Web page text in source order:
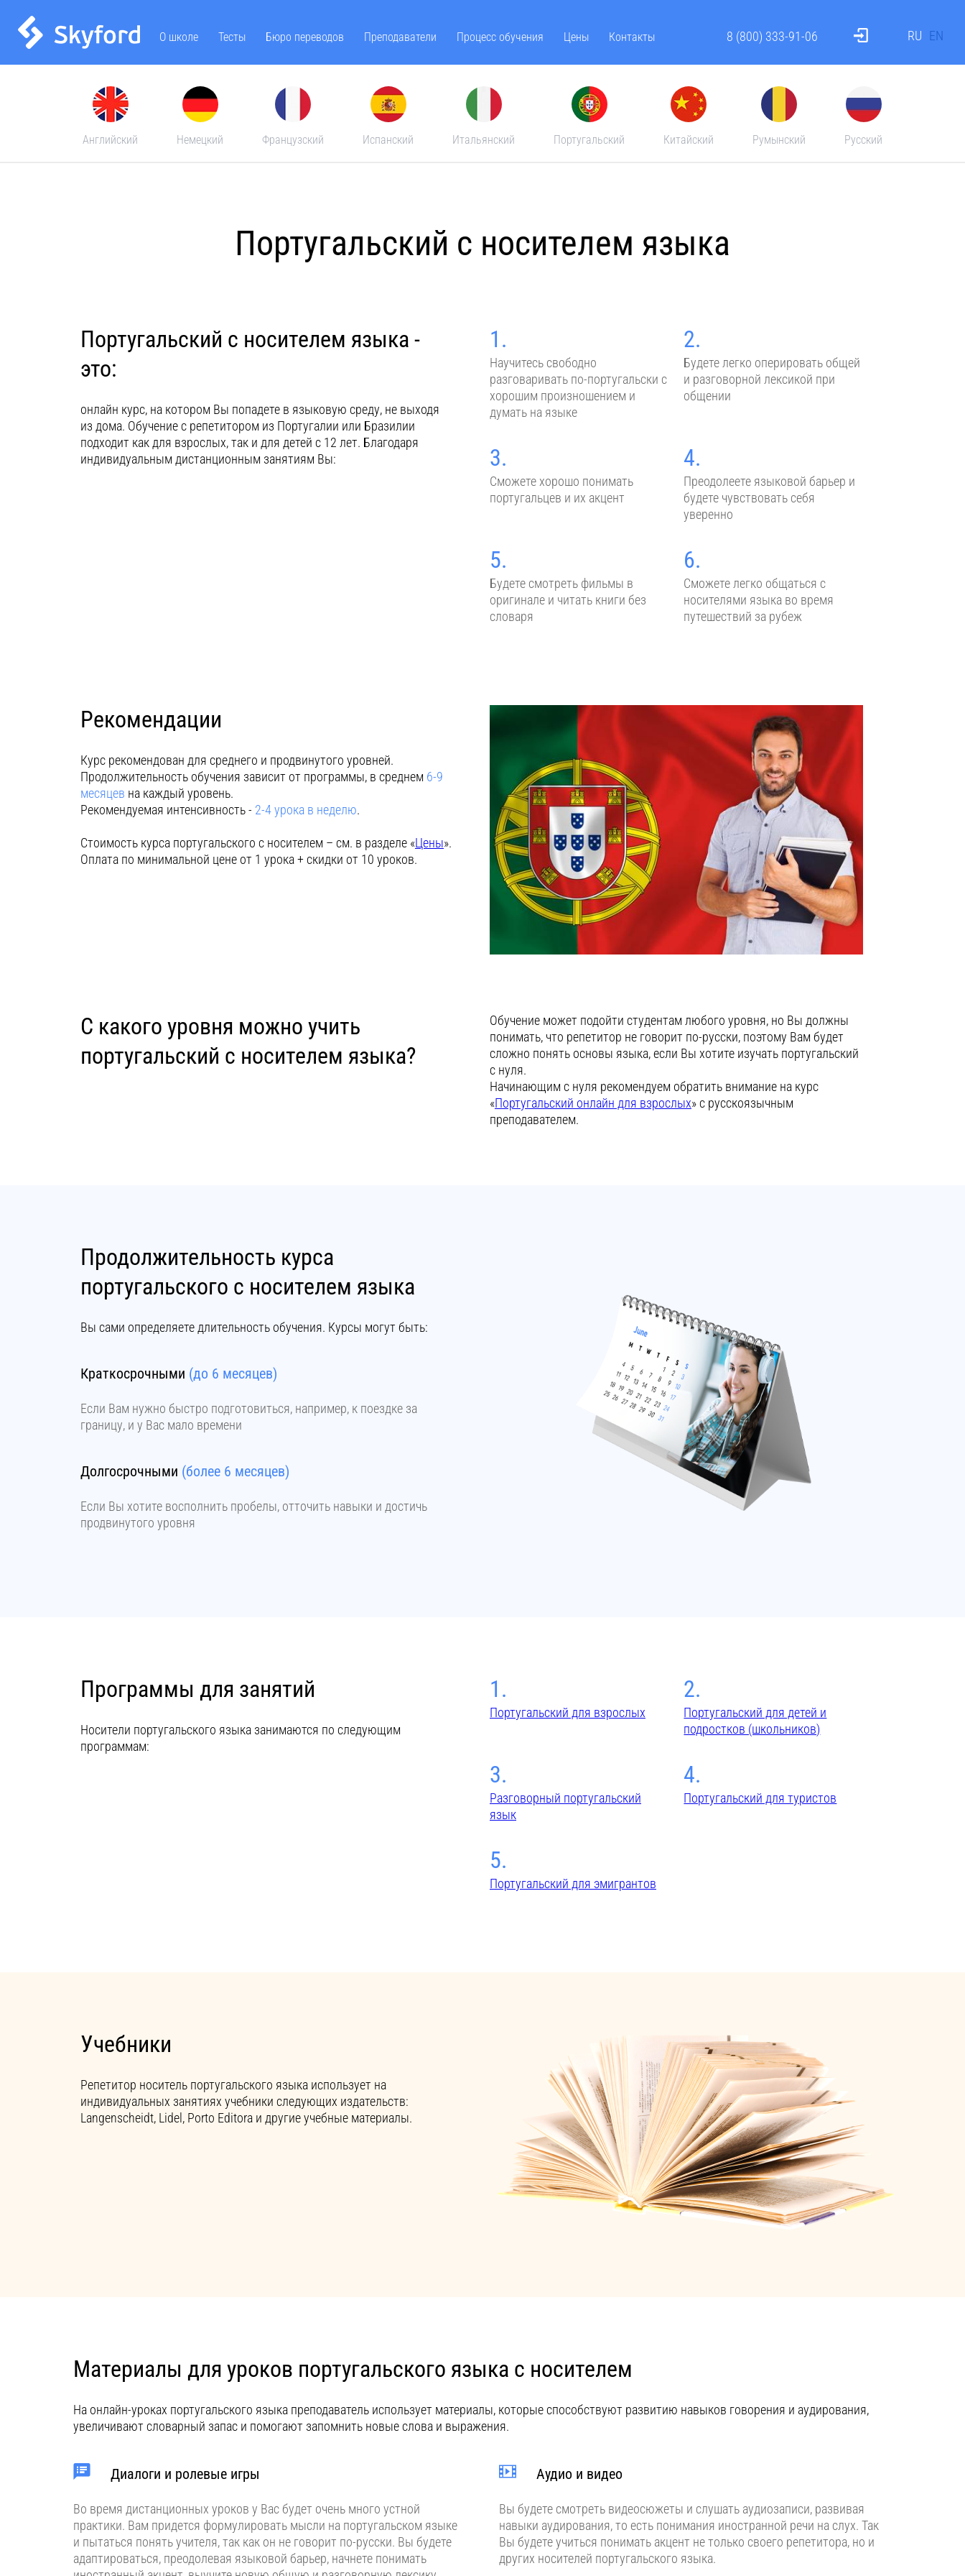
О школе Тесты Бюро переводов Преподаватели Процесс обучения Цены Контакты 8 (800) 333-91-06 RU EN
Английский Немецкий Французский Испанский Итальянский Португальский Китайский Румынский Русский
Португальский с носителем языка
Португальский с носителем языка -
это:
онлайн курс, на котором Вы попадете в языковую среду, не выходя
из дома. Обучение с репетитором из Португалии или Бразилии
подходит как для взрослых, так и для детей с 12 лет. Благодаря
индивидуальным дистанционным занятиям Вы:
1.
Научитесь свободно
разговаривать по-португальски с
хорошим произношением и
думать на языке
2.
Будете легко оперировать общей
и разговорной лексикой при
общении
3.
Сможете хорошо понимать
португальцев и их акцент
4.
Преодолеете языковой барьер и
будете чувствовать себя
уверенно
5.
Будете смотреть фильмы в
оригинале и читать книги без
словаря
6.
Сможете легко общаться с
носителями языка во время
путешествий за рубеж
Рекомендации
Курс рекомендован для среднего и продвинутого уровней.
Продолжительность обучения зависит от программы, в среднем 6-9
месяцев на каждый уровень.
Рекомендуемая интенсивность - 2-4 урока в неделю.
Стоимость курса португальского с носителем – см. в разделе «Цены».
Оплата по минимальной цене от 1 урока + скидки от 10 уроков.
С какого уровня можно учить
португальский с носителем языка?
Обучение может подойти студентам любого уровня, но Вы должны
понимать, что репетитор не говорит по-русски, поэтому Вам будет
сложно понять основы языка, если Вы хотите изучать португальский
с нуля.
Начинающим с нуля рекомендуем обратить внимание на курс
«Португальский онлайн для взрослых» с русскоязычным
преподавателем.
Продолжительность курса
португальского с носителем языка
Вы сами определяете длительность обучения. Курсы могут быть:
Краткосрочными (до 6 месяцев)
Если Вам нужно быстро подготовиться, например, к поездке за
границу, и у Вас мало времени
Долгосрочными (более 6 месяцев)
Если Вы хотите восполнить пробелы, отточить навыки и достичь
продвинутого уровня
Программы для занятий
Носители португальского языка занимаются по следующим
программам:
1.
Португальский для взрослых
2.
Португальский для детей и
подростков (школьников)
3.
Разговорный португальский
язык
4.
Португальский для туристов
5.
Португальский для эмигрантов
Учебники
Репетитор носитель португальского языка использует на
индивидуальных занятиях учебники следующих издательств:
Langenscheidt, Lidel, Porto Editora и другие учебные материалы.
Материалы для уроков португальского языка с носителем
На онлайн-уроках португальского языка преподаватель использует материалы, которые способствуют развитию навыков говорения и аудирования,
увеличивают словарный запас и помогают запомнить новые слова и выражения.
Диалоги и ролевые игры
Во время дистанционных уроков у Вас будет очень много устной
практики. Вам придется формулировать мысли на португальском языке
и пытаться понять учителя, так как он не говорит по-русски. Вы будете
адаптироваться, преодолевая языковой барьер, начнете понимать
Аудио и видео
Вы будете смотреть видеосюжеты и слушать аудиозаписи, развивая
навыки аудирования, то есть понимания иностранной речи на слух. Так
Вы будете учиться понимать акцент не только своего репетитора, но и
других носителей португальского языка.